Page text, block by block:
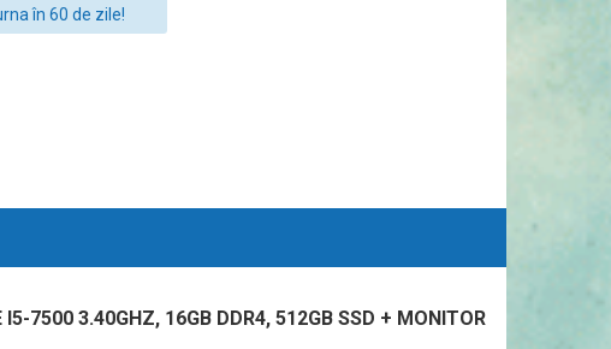
în 60 de zile!
I5-7500 3.40GHZ, 16GB DDR4, 512GB SSD + MONITOR